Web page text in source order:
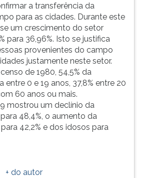
a transferência da
para as cidades. Durante este
um crescimento do setor
para 36,96%. Isto se justifica
provenientes do campo
justamente neste setor.
de 1980, 54,5% da
entre 0 e 19 anos, 37,8% entre 20
60 anos ou mais.
mostrou um declínio da
48,4%, o aumento da
42,2% e dos idosos para
+ do autor